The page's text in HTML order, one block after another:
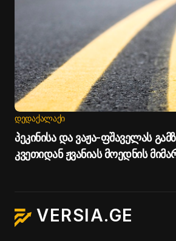
ᲓᲔᲓᲐᲥᲐᲚᲐᲥᲘ
პეკინისა და ვაჟა-ფშაველას
კვეთიდან ჟვანიას მოედნის
VERSIA.GE